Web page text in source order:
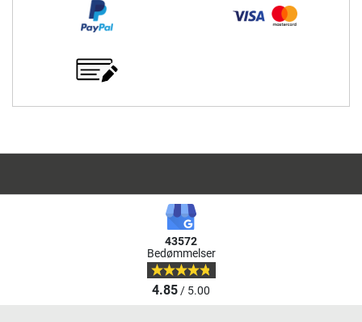
43572
Bedømmelser
4.85/ 5.00